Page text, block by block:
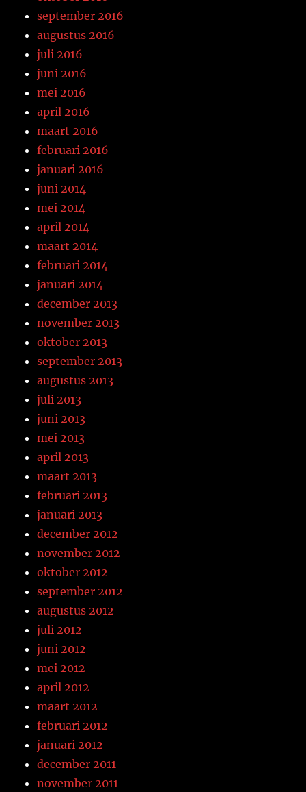
september 2016
augustus 2016
juli 2016
juni 2016
mei 2016
april 2016
maart 2016
februari 2016
januari 2016
juni 2014
mei 2014
april 2014
maart 2014
februari 2014
januari 2014
december 2013
november 2013
oktober 2013
september 2013
augustus 2013
juli 2013
juni 2013
mei 2013
april 2013
maart 2013
februari 2013
januari 2013
december 2012
november 2012
oktober 2012
september 2012
augustus 2012
juli 2012
juni 2012
mei 2012
april 2012
maart 2012
februari 2012
januari 2012
december 2011
november 2011